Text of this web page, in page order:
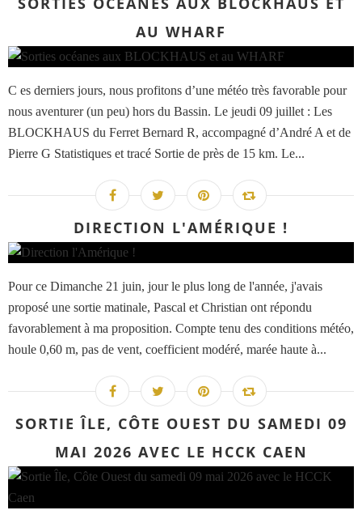
AU WHARF
C es derniers jours, nous profitons d’une météo très favorable pour
nous aventurer (un peu) hors du Bassin. Le jeudi 09 juillet : Les
BLOCKHAUS du Ferret Bernard R, accompagné d’André A et de
Pierre G Statistiques et tracé Sortie de près de 15 km. Le...
DIRECTION L'AMÉRIQUE !
Pour ce Dimanche 21 juin, jour le plus long de l'année, j'avais
proposé une sortie matinale, Pascal et Christian ont répondu
favorablement à ma proposition. Compte tenu des conditions météo,
houle 0,60 m, pas de vent, coefficient modéré, marée haute à...
SORTIE ÎLE, CÔTE OUEST DU SAMEDI 09
MAI 2026 AVEC LE HCCK CAEN